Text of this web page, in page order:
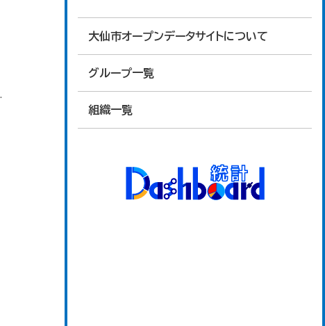
大仙市オープンデータサイトについて
グループ一覧
組織一覧